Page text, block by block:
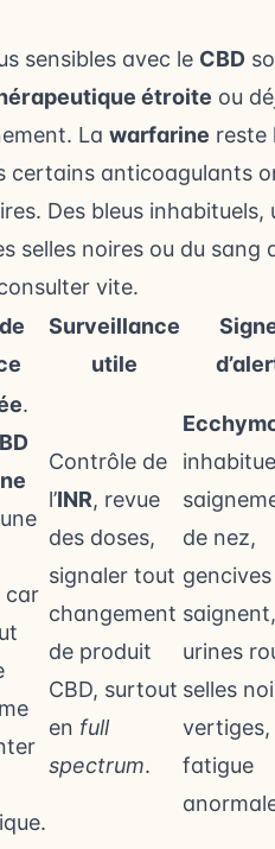
sensibles avec le CBD
étroite ou
La warfarine reste
certains anticoagulants
Des bleus inhabituels,
selles noires ou du sang
vite.
Surveillance
utile
.
car
Contrôle de
l’INR, revue
des doses,
signaler tout
changement
de produit
CBD, surtout
en full
spectrum.
de nez,
saignent,
urines
selles
vertiges,
fatigue